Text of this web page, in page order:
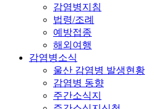
감염병지침
법령/조례
예방접종
해외여행
감염병소식
울산 감염병 발생현황
감염병 동향
주간소식지